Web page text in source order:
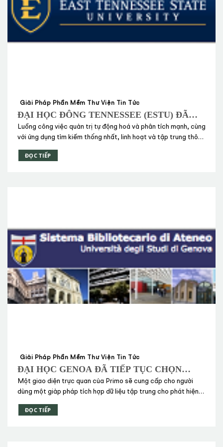
Giải Pháp Phần Mềm Thư Viện Tin Tức
ĐẠI HỌC ĐÔNG TENNESSEE (ESTU) ĐÃ
CHỌN TOÀN BỘ GIẢI PHÁP QUẢN TRỊ
THƯ VIỆN CỦA EX LIBRIS BAO GỒM CẢ
PRIMO
Luồng công việc quản trị tự động hoá và phân tích mạnh, cùng
với ứng dụng tìm kiếm thống nhất, linh hoạt và tập trung thông
pháp kết hợp ưu việt này bởi Đại học Đông Tennessee (East
ĐỌC TIẾP
Giải Pháp Phần Mềm Thư Viện Tin Tức
ĐẠI HỌC GENOA ĐÃ TIẾP TỤC CHỌN
PRIMO ĐỂ HOÀN THÀNH TRIỂN KHAI
ĐẦY ĐỦ BỘ GIẢI PHÁP CỦA EX LIBRIS
(HIỆN ĐÃ BAO GỒM CẢ ALEPH, METALIB,
SFX)
Một giao diện trực quan của Primo sẽ cung cấp cho người
dùng một giảp pháp tích hợp dữ liệu tập trung cho phát hiện
thư viện.
ĐỌC TIẾP